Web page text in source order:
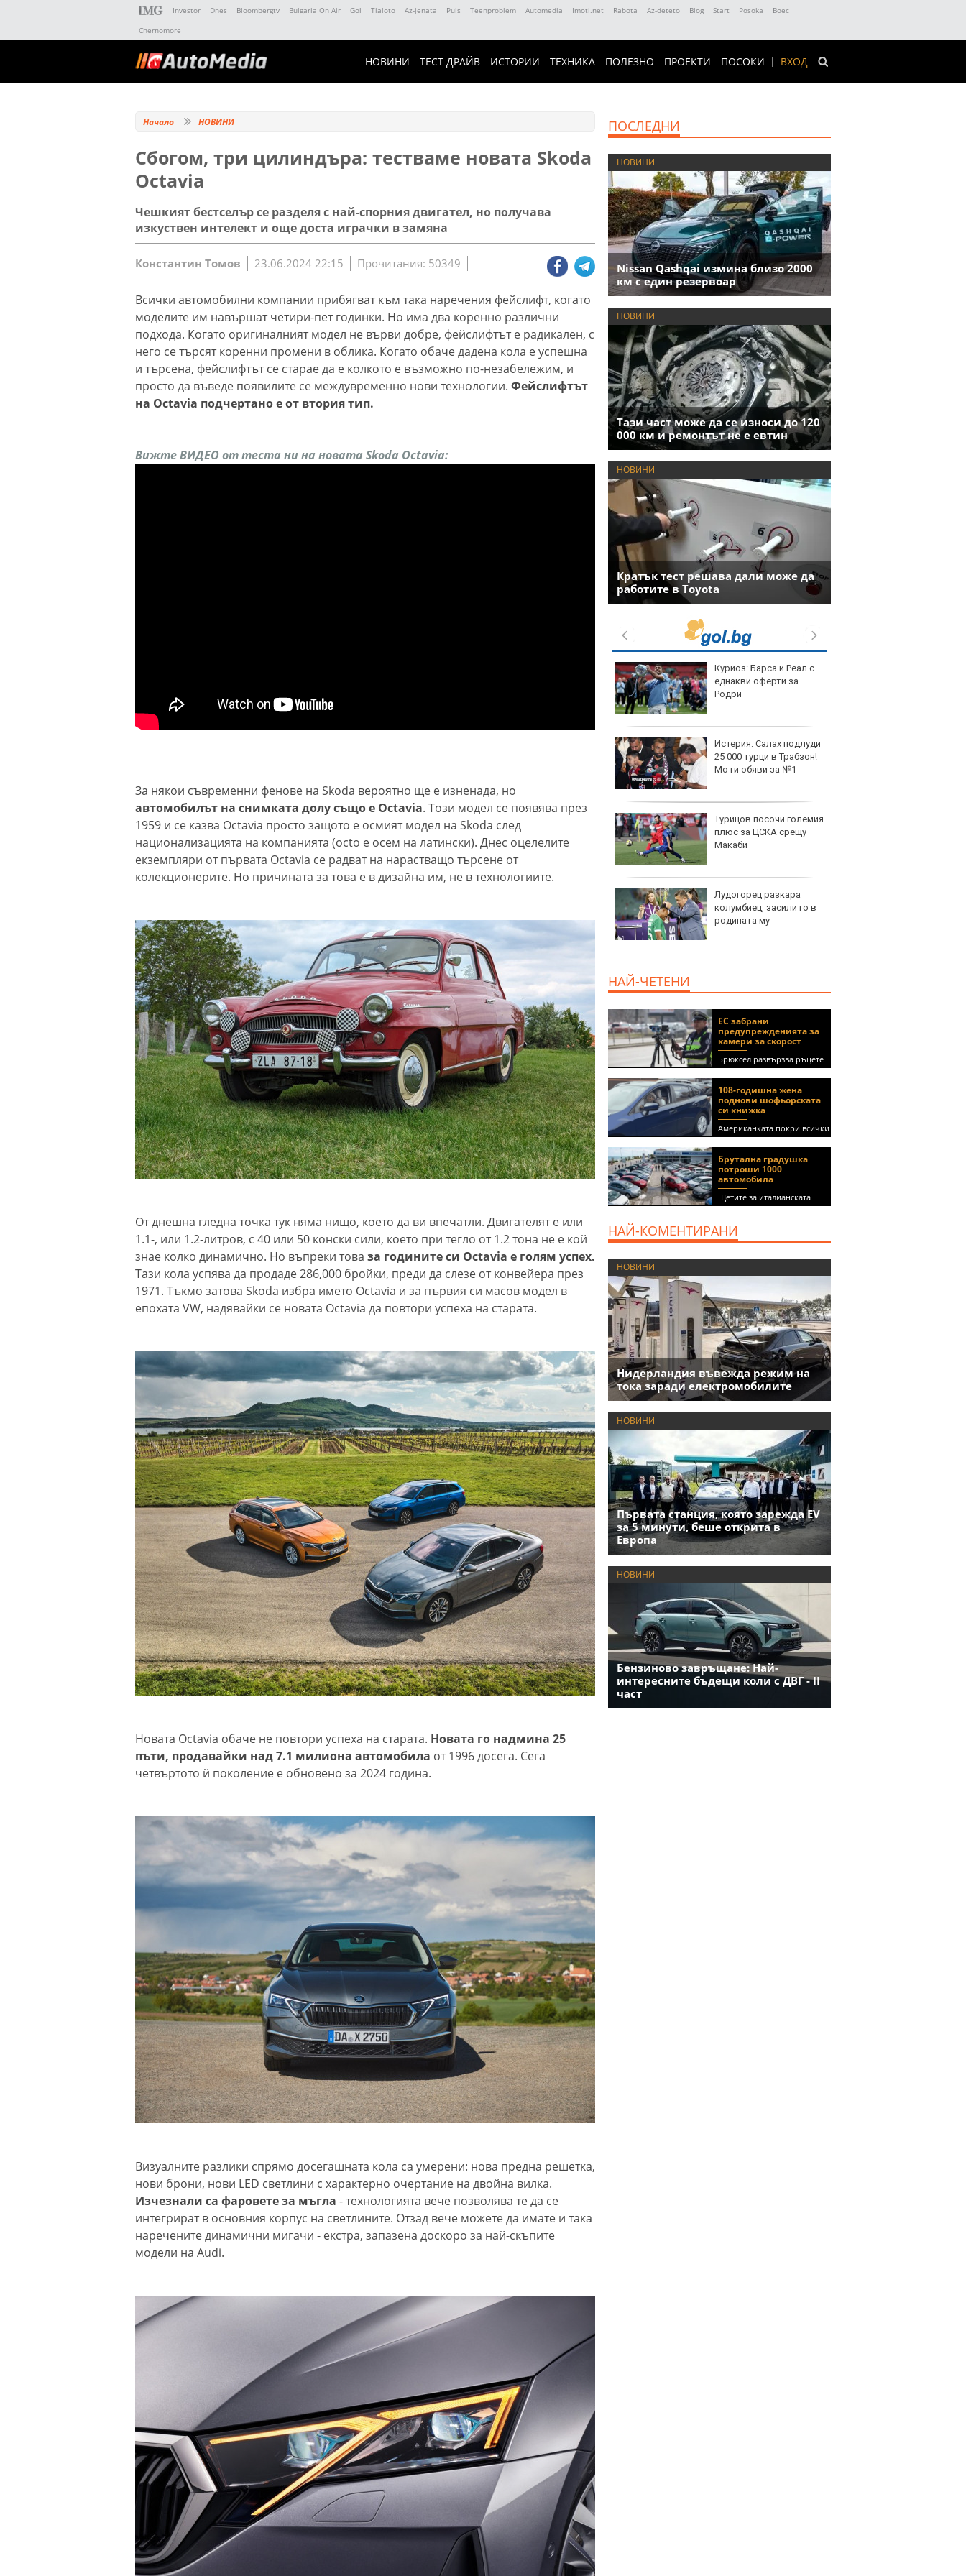
Investor Dnes Bloombergtv Bulgaria On Air Gol Tialoto Az-jenata Puls Teenproblem Automedia Imoti.net Rabota Az-deteto Blog Start Posoka
Boec
Chernomore
ВХОД
НОВИНИ ТЕСТ ДРАЙВ ИСТОРИИ ТЕХНИКА ПОЛЕЗНО ПРОЕКТИ ПОСОКИ
Начало НОВИНИ
Сбогом, три цилиндъра: тестваме новата Skoda
Octavia
Чешкият бестселър се разделя с най-спорния двигател, но получава
изкуствен интелект и още доста играчки в замяна
Константин Томов 23.06.2024 22:15 Прочитания: 50349
Всички автомобилни компании прибягват към така наречения фейслифт, когато
моделите им навършат четири-пет годинки. Но има два коренно различни
подхода. Когато оригиналният модел не върви добре, фейслифтът е радикален, с
него се търсят коренни промени в облика. Когато обаче дадена кола е успешна
и търсена, фейслифтът се старае да е колкото е възможно по-незабележим, и
просто да въведе появилите се междувременно нови технологии. Фейслифтът
на Оctavia подчертано е от втория тип.
Вижте ВИДЕО от теста ни на новата Skoda Octavia:
За някои съвременни фенове на Skoda вероятно ще е изненада, но
автомобилът на снимката долу също е Octavia. Този модел се появява през
1959 и се казва Octavia просто защото е осмият модел на Skoda след
национализацията на компанията (octo е осем на латински). Днес оцелелите
екземпляри от първата Octavia се радват на нарастващо търсене от
колекционерите. Но причината за това е в дизайна им, не в технологиите.
От днешна гледна точка тук няма нищо, което да ви впечатли. Двигателят е или
1.1-, или 1.2-литров, с 40 или 50 конски сили, което при тегло от 1.2 тона не е кой
знае колко динамично. Но въпреки това за годините си Octavia е голям успех.
Тази кола успява да продаде 286,000 бройки, преди да слезе от конвейера през
1971. Тъкмо затова Skoda избра името Octavia и за първия си масов модел в
епохата VW, надявайки се новата Octavia да повтори успеха на старата.
Новата Octavia обаче не повтори успеха на старата. Новата го надмина 25
пъти, продавайки над 7.1 милиона автомобила от 1996 досега. Сега
четвъртото й поколение е обновено за 2024 година.
Визуалните разлики спрямо досегашната кола са умерени: нова предна решетка,
нови брони, нови LED светлини с характерно очертание на двойна вилка.
Изчезнали са фаровете за мъгла - технологията вече позволява те да се
интегрират в основния корпус на светлините. Отзад вече можете да имате и така
наречените динамични мигачи - екстра, запазена доскоро за най-скъпите
модели на Audi.
ПОСЛЕДНИ
НОВИНИ
Nissan Qashqai измина близо 2000
км с един резервоар
НОВИНИ
Тази част може да се износи до 120
000 км и ремонтът не е евтин
НОВИНИ
Кратък тест решава дали може да
работите в Toyota
Варна
Какво ще бъде времето
в петък?
заради катастрофа
продава, Двустаен
апартамент, 54 m2
Варна, Завод Дружба,
155000 EUR
Варна, Кайсиева
Градина, 139500 EUR
продава, Къща, 110 m2
София, Доброславци
(с.), 275000 EUR
Куриоз: Барса и Реал с
еднакви оферти за
Родри
Истерия: Салах подлуди
25 000 турци в Трабзон!
Мо ги обяви за №1
Турицов посочи големия
плюс за ЦСКА срещу
Макаби
Лудогорец разкара
колумбиец, засили го в
родината му
НАЙ-ЧЕТЕНИ
ЕС забрани
предупрежденията за
камери за скорост
Брюксел развързва ръцете
на правителствата за
приложения като Waze и
Google Maps
108-годишна жена
поднови шофьорската
си книжка
Американката покри всички
медицински изисквания, за
(ВИДЕО)
Брутална градушка
потроши 1000
автомобила
Щетите за италианската
автокъща се оценяват на 5
НАЙ-КОМЕНТИРАНИ
НОВИНИ
Нидерландия въвежда режим на
тока заради електромобилите
НОВИНИ
Първата станция, която зарежда EV
за 5 минути, беше открита в
Европа
НОВИНИ
Бензиново завръщане: Най-
интересните бъдещи коли с ДВГ - II
част